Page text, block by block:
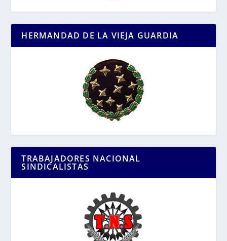
HERMANDAD DE LA VIEJA GUARDIA
TRABAJADORES NACIONAL
SINDICALISTAS